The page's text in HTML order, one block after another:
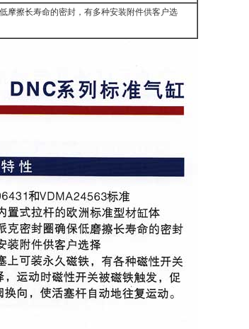
摩擦长寿命的密封，有多种安装附件供客户选